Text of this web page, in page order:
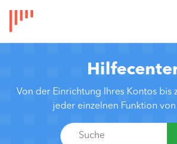
Von der Einrichtung Ihres Kontos bis
jeder einzelnen Funktion